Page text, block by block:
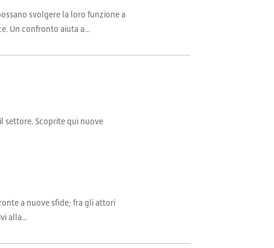
svolgere la loro funzione a
Un confronto aiuta a...
settore. Scoprite qui nuove
a nuove sfide; fra gli attori
alla...